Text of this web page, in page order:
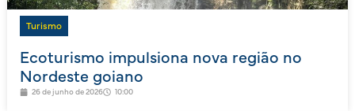
Turismo
Ecoturismo impulsiona nova região no
Nordeste goiano
26 de junho de 2026 10:00